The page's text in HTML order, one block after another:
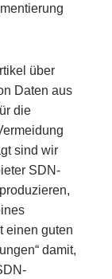
über
Daten aus
die
sind wir
SDN-
einen guten
damit,